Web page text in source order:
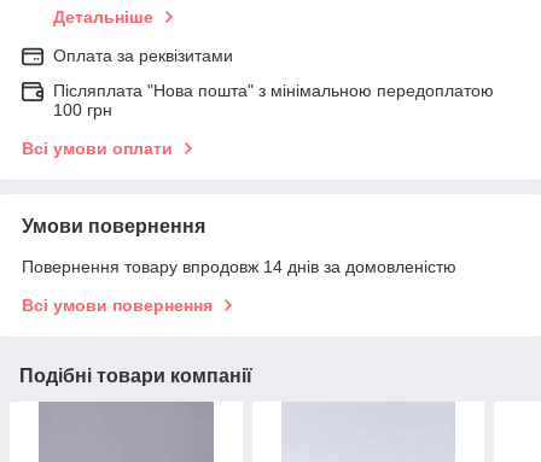
Детальніше
Оплата за реквізитами
Післяплата "Нова пошта" з мінімальною передоплатою
100 грн
Всі умови оплати
Умови повернення
Повернення товару впродовж 14 днів за домовленістю
Всі умови повернення
Подібні товари компанії